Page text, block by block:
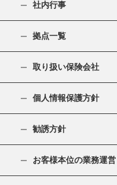
社内行事
拠点一覧
取り扱い保険会社
個人情報保護方針
勧誘方針
お客様本位の業務運営